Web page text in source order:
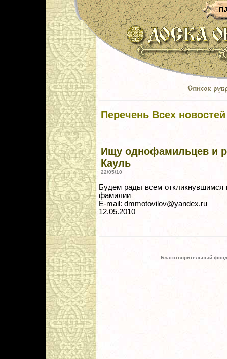
Перечень Всех новостей
Ищу однофамильцев и
Кауль
22/05/10
Будем рады всем
фамилии
E-mail: dmmotovilov@yandex.ru
12.05.2010
Благотворительный